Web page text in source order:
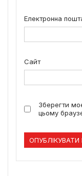
Електронна
Сайт
Зберегти
цьому